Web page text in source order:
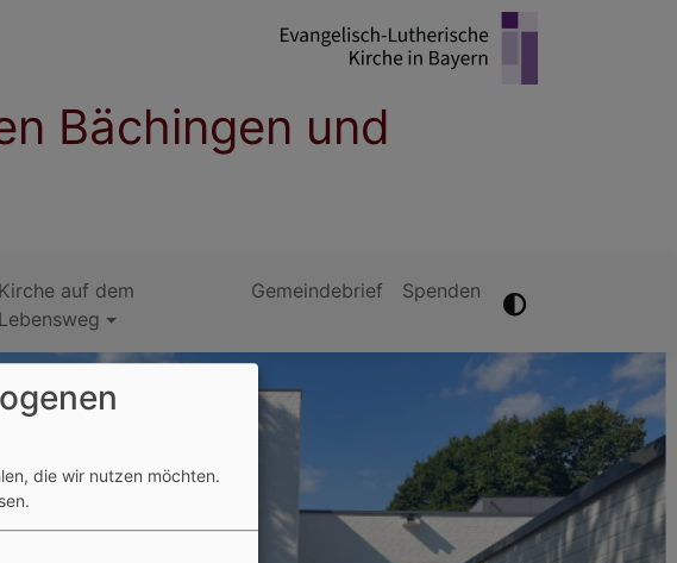
Bächingen und
Kirche auf dem
Lebensweg
Gemeindebrief Spenden
die wir nutzen möchten.